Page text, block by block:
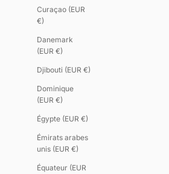
Curaçao (EUR
€)
Danemark
(EUR €)
Djibouti (EUR €)
Dominique
(EUR €)
Égypte (EUR €)
Émirats arabes
unis (EUR €)
Équateur (EUR